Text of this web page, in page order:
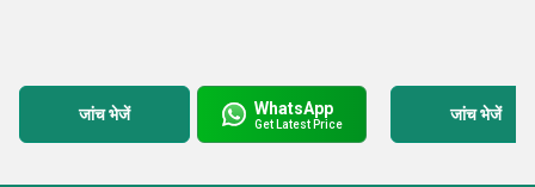
जांच भेजें WhatsApp
Get Latest Price
जांच भेजें